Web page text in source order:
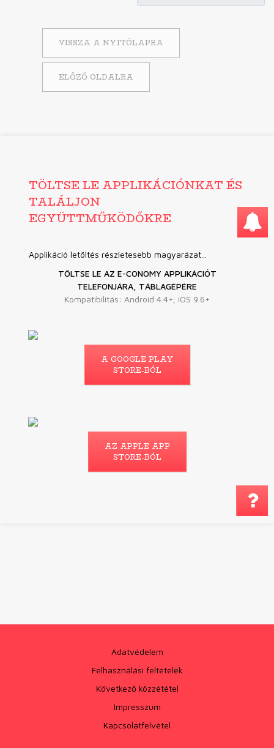
VISSZA A NYITÓLAPRA
ELŐZŐ OLDALRA
TÖLTSE LE APPLIKÁCIÓNKAT ÉS
TALÁLJON
EGYÜTTMŰKÖDŐKRE
Applikáció letöltés részletesebb magyarázat...
TÖLTSE LE AZ E-CONOMY APPLIKÁCIÓT
TELEFONJÁRA, TÁBLAGÉPÉRE
Kompatibilitás: Android 4.4+; iOS 9.6+
A GOOGLE PLAY
STORE-BÓL
AZ APPLE APP
STORE-BÓL
Adatvédelem
Felhasználási feltételek
Következő közzététel
Impresszum
Kapcsolatfelvétel
Megjegyzés